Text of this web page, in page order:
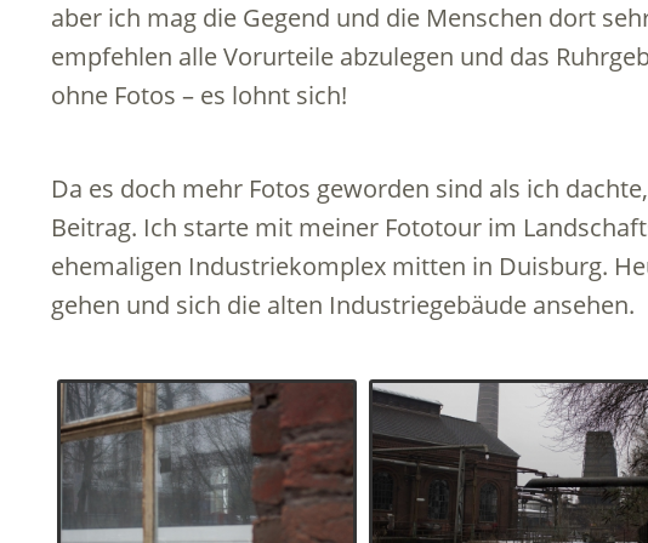
aber ich mag die Gegend und die Menschen dort
empfehlen alle Vorurteile abzulegen und das
ohne Fotos – es lohnt sich!
Da es doch mehr Fotos geworden sind als ich
Beitrag. Ich starte mit meiner Fototour im
ehemaligen Industriekomplex mitten in Duisburg.
gehen und sich die alten Industriegebäude ansehen.